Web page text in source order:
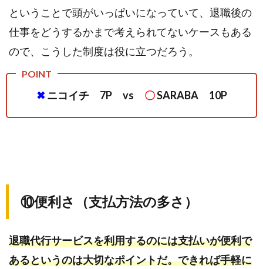
ということで頭がいっぱいになっていて、退職後の
仕事をどうするかまで考えられてないケースもある
ので、こうした制度は役に立つだろう。
✖ニコイチ 7P vs 〇SARABA 10P
⑩便利さ（支払方法の多さ）
退職代行サービスを利用するのには支払いが便利で
あるというのは大切なポイントだ。できれば手軽に